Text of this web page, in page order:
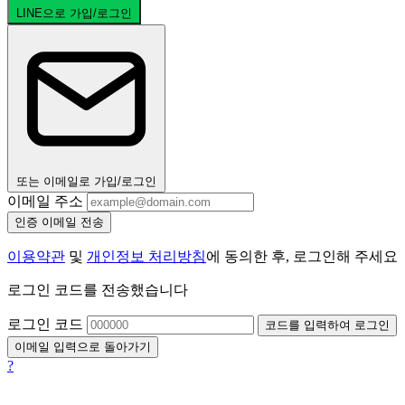
LINE으로 가입/로그인
또는 이메일로 가입/로그인
이메일 주소
인증 이메일 전송
이용약관 및 개인정보 처리방침에 동의한 후, 로그인해 주세요
로그인 코드를 전송했습니다
로그인 코드
코드를 입력하여 로그인
이메일 입력으로 돌아가기
?